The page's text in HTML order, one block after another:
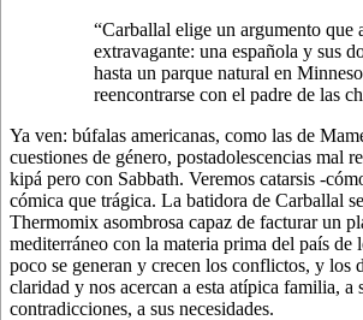
“Carballal elige un argumento que
extravagante: una española y sus
hasta un parque natural en
reencontrarse con el padre de las
Ya ven: búfalas americanas, como las de
cuestiones de género, postadolescencias mal
kipá pero con Sabbath. Veremos catarsis -
cómica que trágica. La batidora de Carballal
Thermomix asombrosa capaz de facturar un
mediterráneo con la materia prima del país de
poco se generan y crecen los conflictos, y los
claridad y nos acercan a esta atípica familia, a
contradicciones, a sus necesidades.